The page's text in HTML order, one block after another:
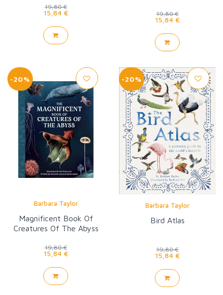
19,80 €
15,84 € 19,80 €
15,84 €
-20%
Barbara Taylor
Magnificent Book Of
Creatures Of The Abyss
19,80 €
15,84 €
-20%
Barbara Taylor
Bird Atlas
19,80 €
15,84 €